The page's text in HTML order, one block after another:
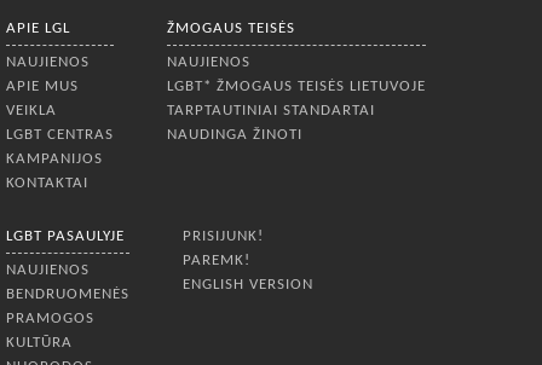
APIE LGL
NAUJIENOS
APIE MUS
VEIKLA
LGBT CENTRAS
KAMPANIJOS
KONTAKTAI
ŽMOGAUS TEISĖS
NAUJIENOS
LGBT* ŽMOGAUS TEISĖS LIETUVOJE
TARPTAUTINIAI STANDARTAI
NAUDINGA ŽINOTI
LGBT PASAULYJE
NAUJIENOS
BENDRUOMENĖS
PRAMOGOS
KULTŪRA
PRISIJUNK!
PAREMK!
ENGLISH VERSION